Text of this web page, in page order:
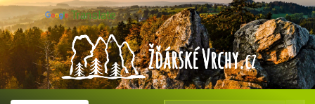
Translate